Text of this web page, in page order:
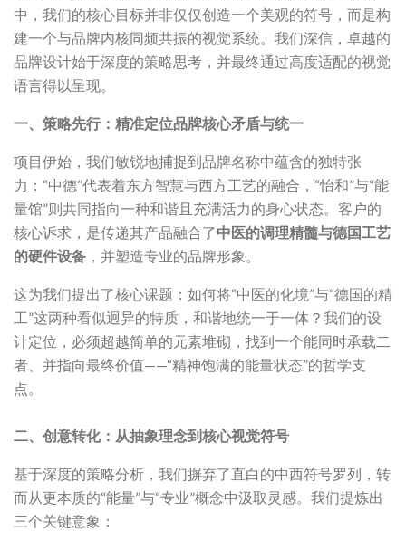
中，我们的核心目标并非仅仅创造一个美观的符号，而是构
建一个与品牌内核同频共振的视觉系统。我们深信，卓越的
品牌设计始于深度的策略思考，并最终通过高度适配的视觉
语言得以呈现。
一、策略先行：精准定位品牌核心矛盾与统一
项目伊始，我们敏锐地捕捉到品牌名称中蕴含的独特张
力：“中德”代表着东方智慧与西方工艺的融合，“怡和”与“能
量馆”则共同指向一种和谐且充满活力的身心状态。客户的
核心诉求，是传递其产品融合了中医的调理精髓与德国工艺
的硬件设备 ，并塑造专业的品牌形象。
这为我们提出了核心课题：如何将“中医的化境”与“德国的精
工”这两种看似迥异的特质，和谐地统一于一体？我们的设
计定位，必须超越简单的元素堆砌，找到一个能同时承载二
者、并指向最终价值——“精神饱满的能量状态”的哲学支
点。
二、创意转化：从抽象理念到核心视觉符号
基于深度的策略分析，我们摒弃了直白的中西符号罗列，转
而从更本质的“能量”与“专业”概念中汲取灵感。我们提炼出
三个关键意象：